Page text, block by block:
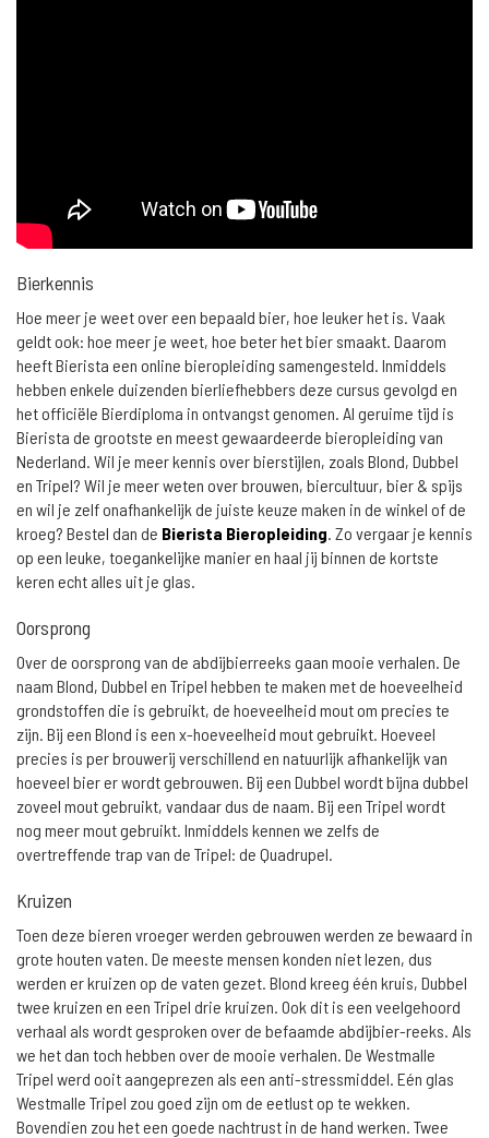
Bierkennis
Hoe meer je weet over een bepaald bier, hoe leuker het is. Vaak
geldt ook: hoe meer je weet, hoe beter het bier smaakt. Daarom
heeft Bierista een online bieropleiding samengesteld. Inmiddels
hebben enkele duizenden bierliefhebbers deze cursus gevolgd en
het officiële Bierdiploma in ontvangst genomen. Al geruime tijd is
Bierista de grootste en meest gewaardeerde bieropleiding van
Nederland. Wil je meer kennis over bierstijlen, zoals Blond, Dubbel
en Tripel? Wil je meer weten over brouwen, biercultuur, bier & spijs
en wil je zelf onafhankelijk de juiste keuze maken in de winkel of de
kroeg? Bestel dan de Bierista Bieropleiding . Zo vergaar je kennis
op een leuke, toegankelijke manier en haal jij binnen de kortste
keren echt alles uit je glas.
Oorsprong
Over de oorsprong van de abdijbierreeks gaan mooie verhalen. De
naam Blond, Dubbel en Tripel hebben te maken met de hoeveelheid
grondstoffen die is gebruikt, de hoeveelheid mout om precies te
zijn. Bij een Blond is een x-hoeveelheid mout gebruikt. Hoeveel
precies is per brouwerij verschillend en natuurlijk afhankelijk van
hoeveel bier er wordt gebrouwen. Bij een Dubbel wordt bijna dubbel
zoveel mout gebruikt, vandaar dus de naam. Bij een Tripel wordt
nog meer mout gebruikt. Inmiddels kennen we zelfs de
overtreffende trap van de Tripel: de Quadrupel.
Kruizen
Toen deze bieren vroeger werden gebrouwen werden ze bewaard in
grote houten vaten. De meeste mensen konden niet lezen, dus
werden er kruizen op de vaten gezet. Blond kreeg één kruis, Dubbel
twee kruizen en een Tripel drie kruizen. Ook dit is een veelgehoord
verhaal als wordt gesproken over de befaamde abdijbier-reeks. Als
we het dan toch hebben over de mooie verhalen. De Westmalle
Tripel werd ooit aangeprezen als een anti-stressmiddel. Eén glas
Westmalle Tripel zou goed zijn om de eetlust op te wekken.
Bovendien zou het een goede nachtrust in de hand werken. Twee